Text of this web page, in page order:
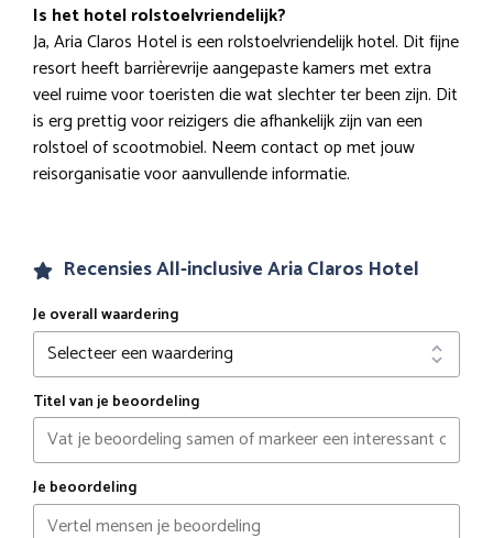
Is het hotel rolstoelvriendelijk?
Ja, Aria Claros Hotel is een rolstoelvriendelijk hotel. Dit fijne
resort heeft barrièrevrije aangepaste kamers met extra
veel ruime voor toeristen die wat slechter ter been zijn. Dit
is erg prettig voor reizigers die afhankelijk zijn van een
rolstoel of scootmobiel. Neem contact op met jouw
reisorganisatie voor aanvullende informatie.
Recensies All-inclusive Aria Claros Hotel
Je overall waardering
Titel van je beoordeling
Je beoordeling